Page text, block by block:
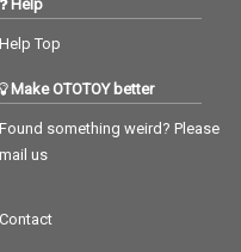
Help
Help Top
Make OTOTOY better
Found something weird? Please
mail us
Contact